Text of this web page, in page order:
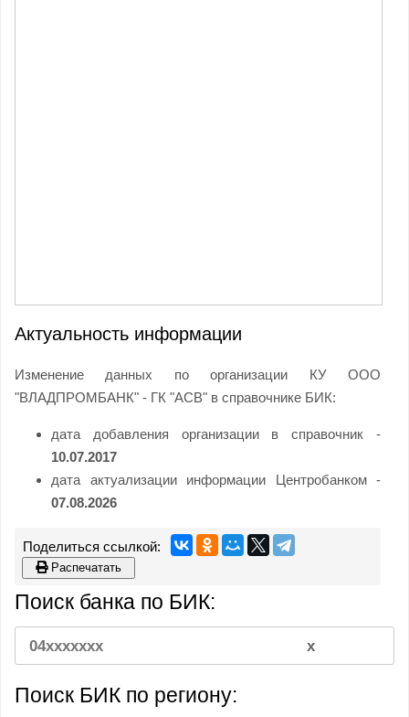
Актуальность информации
Изменение данных по организации КУ ООО
"ВЛАДПРОМБАНК" - ГК "АСВ" в справочнике БИК:
дата добавления организации в справочник -
10.07.2017
дата актуализации информации Центробанком -
07.08.2026
Распечатать
Поиск банка по БИК:
Поиск БИК по региону: